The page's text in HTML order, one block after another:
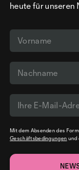
heute für unseren
Mit dem Absenden des
Geschäftsbedingungen und